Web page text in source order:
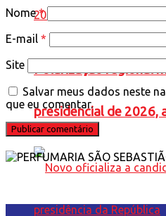
Polarização regional
presidencial de 2026,
Nome*
E-mail *
Site
Salvar meus dados neste
que eu comentar.